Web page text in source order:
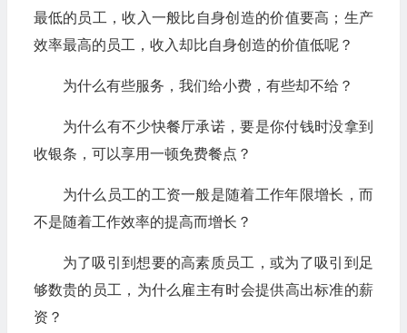
最低的员工，收入一般比自身创造的价值要高；生产
效率最高的员工，收入却比自身创造的价值低呢？
为什么有些服务，我们给小费，有些却不给？
为什么有不少快餐厅承诺，要是你付钱时没拿到
收银条，可以享用一顿免费餐点？
为什么员工的工资一般是随着工作年限增长，而
不是随着工作效率的提高而增长？
为了吸引到想要的高素质员工，或为了吸引到足
够数贵的员工，为什么雇主有时会提供高出标准的薪
资？